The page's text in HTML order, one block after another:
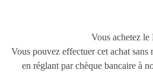
Vous achetez
Vous pouvez effectuer cet achat sans
en réglant par chèque bancaire à